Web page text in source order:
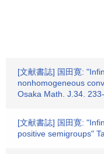
[文献書誌] 国田寛:
nonhomogeneous
Osaka Math. J.34.
[文献書誌] 国田寛:
positive semigroups"